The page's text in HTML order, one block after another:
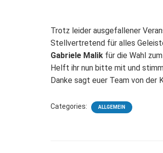
Trotz leider ausgefallener
Stellvertretend für alles
Gabriele Malik für die Wahl zum
Helft ihr nun bitte mit und
Danke sagt euer Team von der
Categories: ALLGEMEIN